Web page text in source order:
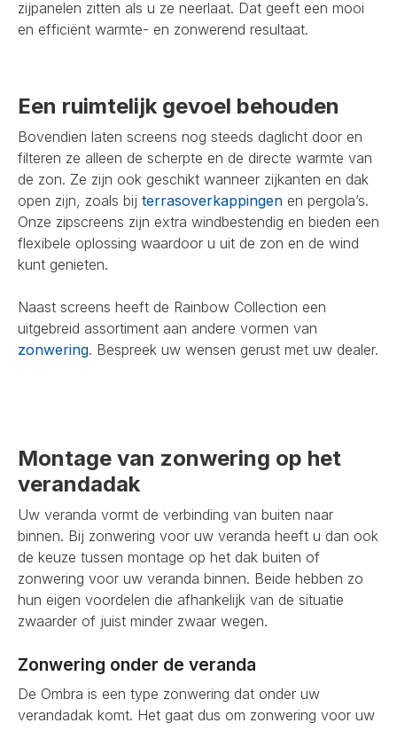
zijpanelen zitten als u ze neerlaat. Dat geeft een mooi
en efficiënt warmte- en zonwerend resultaat.
Een ruimtelijk gevoel behouden
Bovendien laten screens nog steeds daglicht door en
filteren ze alleen de scherpte en de directe warmte van
de zon. Ze zijn ook geschikt wanneer zijkanten en dak
open zijn, zoals bij terrasoverkappingen en pergola’s.
Onze zipscreens zijn extra windbestendig en bieden een
flexibele oplossing waardoor u uit de zon en de wind
kunt genieten.
Naast screens heeft de Rainbow Collection een
uitgebreid assortiment aan andere vormen van
zonwering. Bespreek uw wensen gerust met uw dealer.
Montage van zonwering op het
verandadak
Uw veranda vormt de verbinding van buiten naar
binnen. Bij zonwering voor uw veranda heeft u dan ook
de keuze tussen montage op het dak buiten of
zonwering voor uw veranda binnen. Beide hebben zo
hun eigen voordelen die afhankelijk van de situatie
zwaarder of juist minder zwaar wegen.
Zonwering onder de veranda
De Ombra is een type zonwering dat onder uw
verandadak komt. Het gaat dus om zonwering voor uw